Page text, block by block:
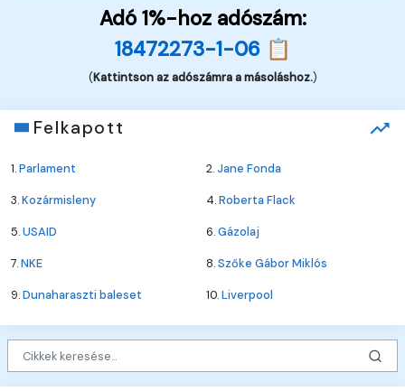
Adó 1%-hoz adószám:
18472273-1-06 📋
(Kattintson az adószámra a másoláshoz.)
Felkapott
1.Parlament 2.Jane Fonda
3.Kozármisleny 4.Roberta Flack
5.USAID 6.Gázolaj
7.NKE 8.Szőke Gábor Miklós
9.Dunaharaszti baleset 10.Liverpool